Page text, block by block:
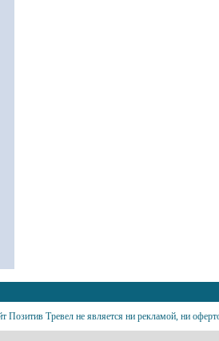
Позитив Тревел не является ни рекламой, ни